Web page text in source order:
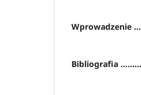
Wprowadzenie
Bibliografia